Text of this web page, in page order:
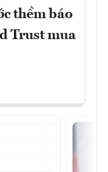
thềm báo
Trust mua